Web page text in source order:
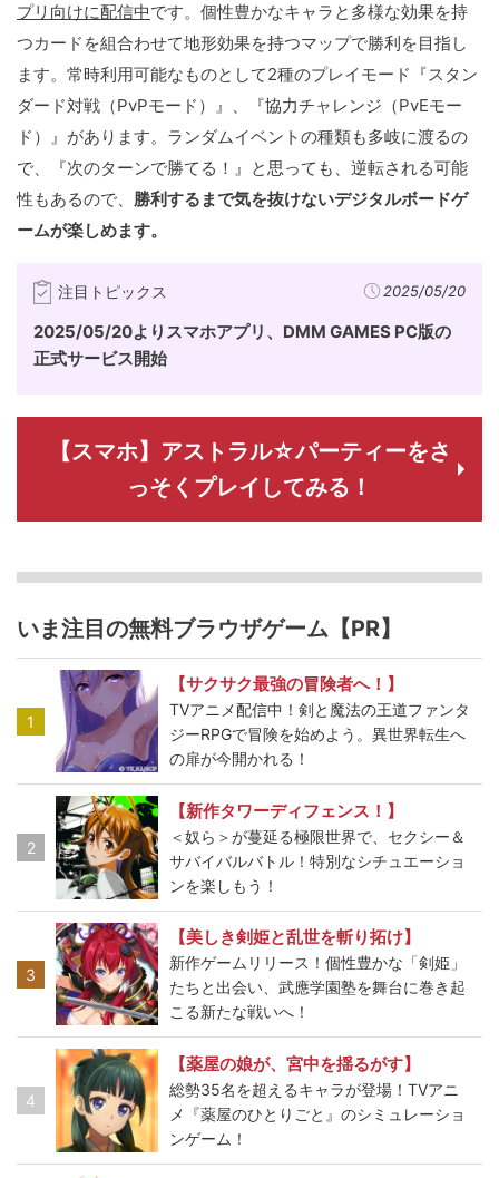
プリ向けに配信中です。個性豊かなキャラと多様な効果を持
つカードを組合わせて地形効果を持つマップで勝利を目指し
ます。常時利用可能なものとして2種のプレイモード『スタン
ダード対戦（PvPモード）』、『協力チャレンジ（PvEモー
ド）』があります。ランダムイベントの種類も多岐に渡るの
で、『次のターンで勝てる！』と思っても、逆転される可能
性もあるので、 勝利するまで気を抜けないデジタルボードゲ
ームが楽しめます。
注目トピックス 2025/05/20
2025/05/20よりスマホアプリ、DMM GAMES PC版の
正式サービス開始
【スマホ】アストラル☆パーティーをさ
っそくプレイしてみる！
いま注目の無料ブラウザゲーム【PR】
1
【サクサク最強の冒険者へ！】
TVアニメ配信中！剣と魔法の王道ファンタ
ジーRPGで冒険を始めよう。異世界転生へ
の扉が今開かれる！
2
【新作タワーディフェンス！】
＜奴ら＞が蔓延る極限世界で、セクシー＆
サバイバルバトル！特別なシチュエーショ
ンを楽しもう！
3
【美しき剣姫と乱世を斬り拓け】
新作ゲームリリース！個性豊かな「剣姫」
たちと出会い、武應学園塾を舞台に巻き起
こる新たな戦いへ！
4
【薬屋の娘が、宮中を揺るがす】
総勢35名を超えるキャラが登場！TVアニ
メ『薬屋のひとりごと』のシミュレーショ
ンゲーム！